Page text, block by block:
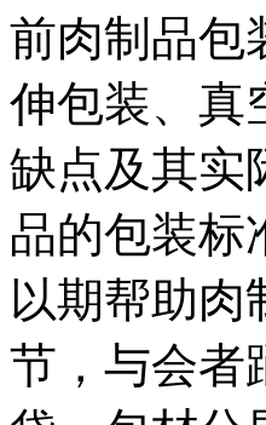
前肉制品包
伸包装、真
缺点及其实
品的包装标
以期帮助肉
节，与会者